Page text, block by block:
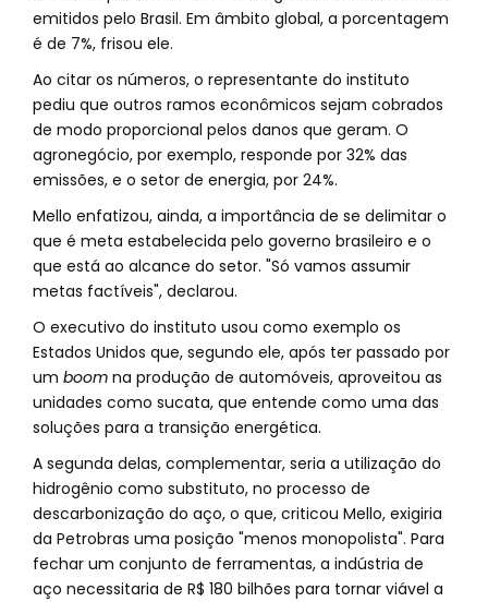
emitidos pelo Brasil. Em âmbito global, a porcentagem
é de 7%, frisou ele.
Ao citar os números, o representante do instituto
pediu que outros ramos econômicos sejam cobrados
de modo proporcional pelos danos que geram. O
agronegócio, por exemplo, responde por 32% das
emissões, e o setor de energia, por 24%.
Mello enfatizou, ainda, a importância de se delimitar o
que é meta estabelecida pelo governo brasileiro e o
que está ao alcance do setor. "Só vamos assumir
metas factíveis", declarou.
O executivo do instituto usou como exemplo os
Estados Unidos que, segundo ele, após ter passado por
um boom na produção de automóveis, aproveitou as
unidades como sucata, que entende como uma das
soluções para a transição energética.
A segunda delas, complementar, seria a utilização do
hidrogênio como substituto, no processo de
descarbonização do aço, o que, criticou Mello, exigiria
da Petrobras uma posição "menos monopolista". Para
fechar um conjunto de ferramentas, a indústria de
aço necessitaria de R$ 180 bilhões para tornar viável a